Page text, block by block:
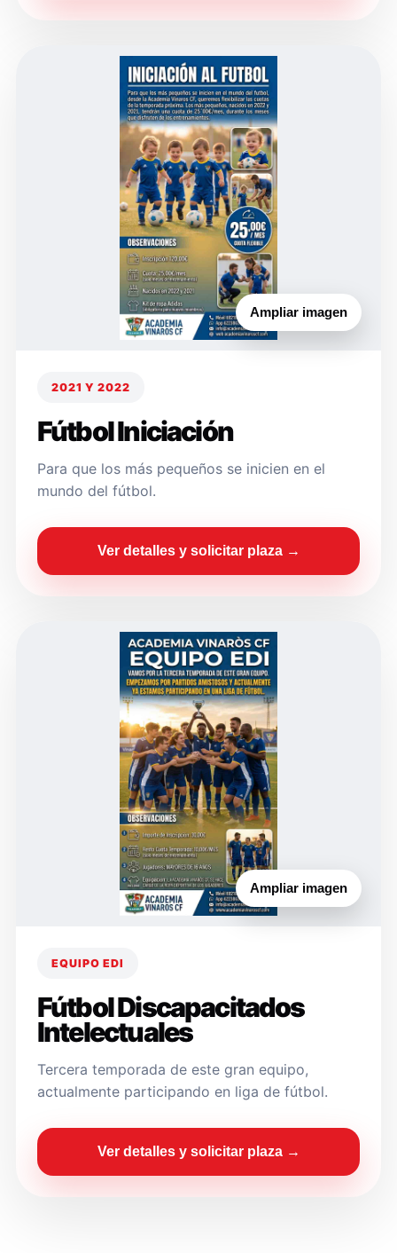
Ampliar imagen
2021 Y 2022
Fútbol Iniciación
Para que los más pequeños se inicien en el
mundo del fútbol.
Ver detalles y solicitar plaza →
Ampliar imagen
EQUIPO EDI
Fútbol Discapacitados
Intelectuales
Tercera temporada de este gran equipo,
actualmente participando en liga de fútbol.
Ver detalles y solicitar plaza →